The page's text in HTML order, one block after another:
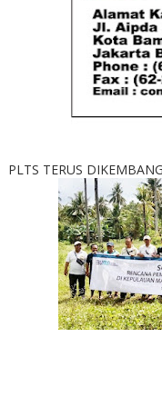
PLTS TERUS